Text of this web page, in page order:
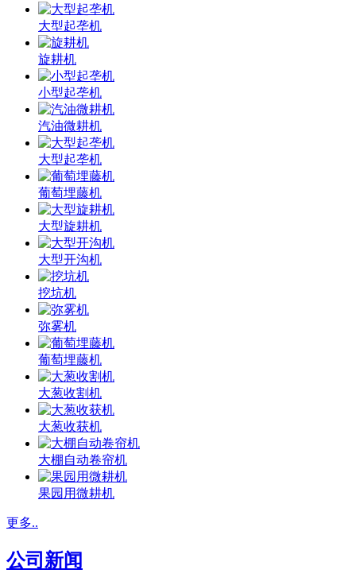
大型起垄机
旋耕机
小型起垄机
汽油微耕机
大型起垄机
葡萄埋藤机
大型旋耕机
大型开沟机
挖坑机
弥雾机
葡萄埋藤机
大葱收割机
大葱收获机
大棚自动卷帘机
果园用微耕机
更多..
公司新闻